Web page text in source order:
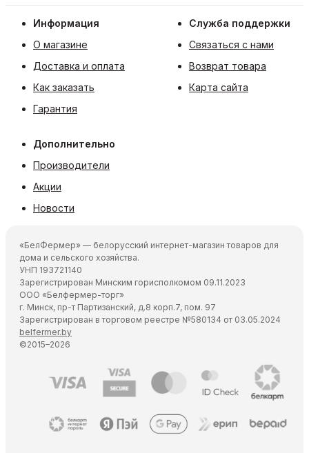
Информация
О магазине
Доставка и оплата
Как заказать
Гарантия
Служба поддержки
Связаться с нами
Возврат товара
Карта сайта
Дополнительно
Производители
Акции
Новости
«БелФермер» — белорусский интернет-магазин товаров для
дома и сельского хозяйства.
УНП 193721140
Зарегистрирован Минским горисполкомом 09.11.2023
ООО «Белфермер-торг»
г. Минск, пр-т Партизанский, д.8 корп.7, пом. 97
Зарегистрирован в торговом реестре №580134 от 03.05.2024
belfermer.by
©2015–2026